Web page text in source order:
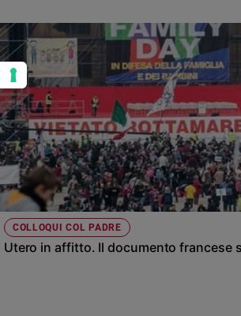
COLLOQUI COL PADRE
Utero in affitto. Il documento francese